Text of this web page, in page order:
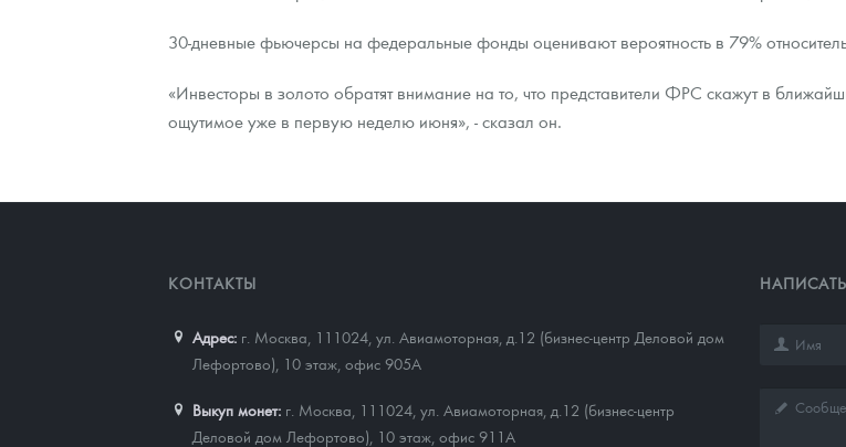
30-дневные фьючерсы на федеральные фонды оценивают вероятность в 79%
«Инвесторы в золото обратят внимание на то, что представители ФРС скажут в
ощутимое уже в первую неделю июня», - сказал он.
КОНТАКТЫ
Адрес: г. Москва, 111024 ул. Авиамоторная, д.12 (бизнес-центр Деловой дом
Лефортово), 10 этаж, офис 905А
Выкуп монет: г. Москва, 111024, ул. Авиамоторная, д.12 (бизнес-центр
Деловой дом Лефортово), 10 этаж, офис 911А